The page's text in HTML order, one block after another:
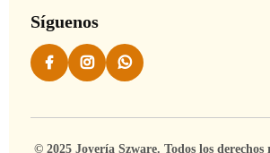
Síguenos
© 2025 Joyería Szware. Todos los derechos